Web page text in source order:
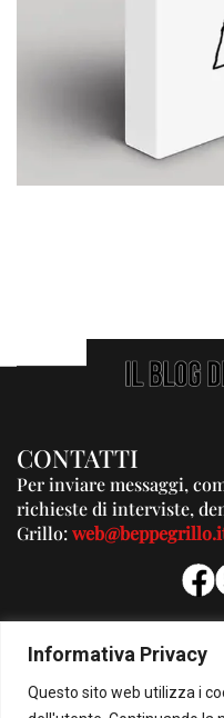
Informativa Privacy
Questo sito web utilizza i
CONTATTI
Per inviare messaggi,
richieste di interviste,
Grillo: